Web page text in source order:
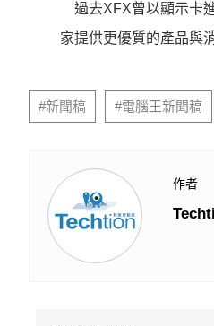
過去XFX曾以顯示卡
家提供更優質的產品與
#新聞稿 #電腦王新聞稿
作者